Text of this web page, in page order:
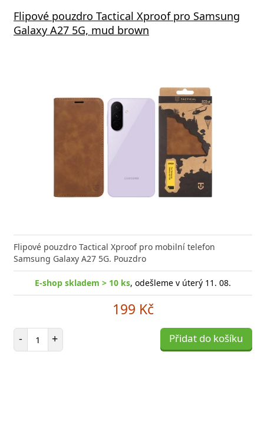
Flipové pouzdro Tactical Xproof pro Samsung
Galaxy A27 5G, mud brown
Flipové pouzdro Tactical Xproof pro mobilní telefon
Samsung Galaxy A27 5G. Pouzdro
E-shop skladem > 10 ks, odešleme v úterý 11. 08.
199 Kč
- Počet položek
+ Přidat do košíku